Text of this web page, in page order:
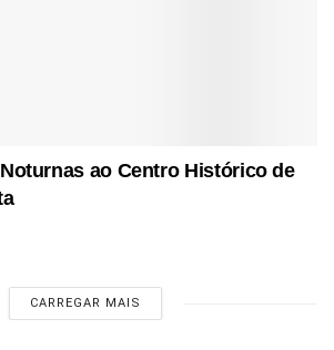
ao Centro Histórico de
CARREGAR MAIS